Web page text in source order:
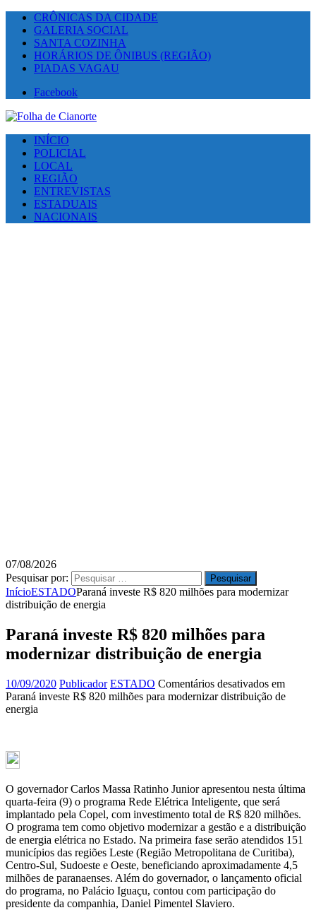
CRÔNICAS DA CIDADE
GALERIA SOCIAL
SANTA COZINHA
HORÁRIOS DE ÔNIBUS (REGIÃO)
PIADAS VAGAU
Facebook
INÍCIO
POLICIAL
LOCAL
REGIÃO
ENTREVISTAS
ESTADUAIS
NACIONAIS
07/08/2026
Pesquisar por:
InícioESTADOParaná investe R$ 820 milhões para modernizar
distribuição de energia
Paraná investe R$ 820 milhões para
modernizar distribuição de energia
10/09/2020 Publicador ESTADO Comentários desativados em
Paraná investe R$ 820 milhões para modernizar distribuição de
energia
O governador Carlos Massa Ratinho Junior apresentou nesta última
quarta-feira (9) o programa Rede Elétrica Inteligente, que será
implantado pela Copel, com investimento total de R$ 820 milhões.
O programa tem como objetivo modernizar a gestão e a distribuição
de energia elétrica no Estado. Na primeira fase serão atendidos 151
municípios das regiões Leste (Região Metropolitana de Curitiba),
Centro-Sul, Sudoeste e Oeste, beneficiando aproximadamente 4,5
milhões de paranaenses. Além do governador, o lançamento oficial
do programa, no Palácio Iguaçu, contou com participação do
presidente da companhia, Daniel Pimentel Slaviero.